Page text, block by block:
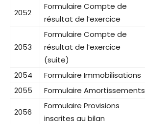
2052
Formulaire Compte de
résultat de l’exercice
2053
Formulaire Compte de
résultat de l’exercice
(suite)
2054 Formulaire Immobilisations
2055
Formulaire Amortissements
2056
Formulaire Provisions
inscrites au bilan